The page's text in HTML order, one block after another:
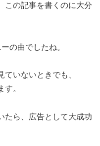
この記事を書くのに大分
の曲でしたね。
いないときでも、
。
たら、広告として大成功